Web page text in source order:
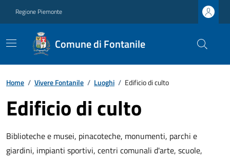
Regione Piemonte
Comune di Fontanile
Home / Vivere Fontanile / Luoghi / Edificio di culto
Edificio di culto
Biblioteche e musei, pinacoteche, monumenti, parchi e
giardini, impianti sportivi, centri comunali d'arte, scuole,